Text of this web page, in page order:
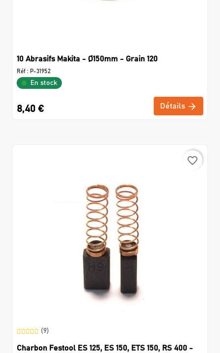
10 Abrasifs Makita - Ø150mm - Grain 120
Réf : P-31952
En stock
8,40 € Détails
favorite_border
(9)
Charbon Festool ES 125, ES 150, ETS 150, RS 400 -